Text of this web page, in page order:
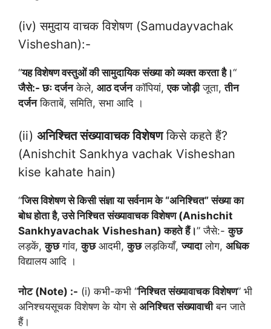
(iv) समुदाय वाचक विशेषण (Samudayvachak
Visheshan):-
“यह विशेषण वस्तुओं की सामुदायिक संख्या को व्यक्त करता है।“
जैसे:- छः दर्जनकेले, आठ दर्जनकॉपियां,एक जोड़ीजूता,तीन
दर्जनकिताबें, समिति, सभा आदि ।
(ii) अनिश्चित संख्यावाचक विशेषणकिसे कहते हैं?
(Anishchit Sankhya vachak Visheshan
kise kahate hain)
“जिस विशेषण से किसी संज्ञा या सर्वनाम के “अनिश्चित” संख्या का
बोध होता है, उसे निश्चित संख्यावाचक विशेषण (Anishchit
Sankhyavachak Visheshan) कहते हैं।” जैसे:-कुछ
लड़कें,कुछगांव,कुछआदमी,कुछलड़कियाँ,ज्यादालोग, अधिक
विद्यालय आदि ।
नोट (Note) :- (i) कभी-कभी “निश्चित संख्यावाचक विशेषण” भी
अनिश्चयसूचक विशेषण के योग से अनिश्चित संख्यावाचीबन जाते
हैं।